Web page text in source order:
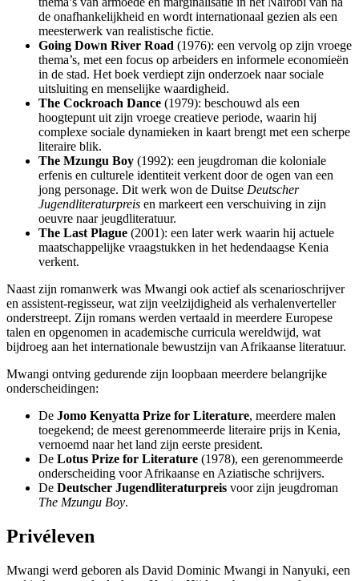
de onafhankelijkheid en wordt internationaal gezien als een
meesterwerk van realistische fictie.
Going Down River Road (1976): een vervolg op zijn vroege
thema’s, met een focus op arbeiders en informele economieën
in de stad. Het boek verdiept zijn onderzoek naar sociale
uitsluiting en menselijke waardigheid.
The Cockroach Dance (1979): beschouwd als een
hoogtepunt uit zijn vroege creatieve periode, waarin hij
complexe sociale dynamieken in kaart brengt met een scherpe
literaire blik.
The Mzungu Boy (1992): een jeugdroman die koloniale
erfenis en culturele identiteit verkent door de ogen van een
jong personage. Dit werk won de Duitse Deutscher
Jugendliteraturpreis en markeert een verschuiving in zijn
oeuvre naar jeugdliteratuur.
The Last Plague (2001): een later werk waarin hij actuele
maatschappelijke vraagstukken in het hedendaagse Kenia
verkent.
Naast zijn romanwerk was Mwangi ook actief als scenarioschrijver
en assistent-regisseur, wat zijn veelzijdigheid als verhalenverteller
onderstreept. Zijn romans werden vertaald in meerdere Europese
talen en opgenomen in academische curricula wereldwijd, wat
bijdroeg aan het internationale bewustzijn van Afrikaanse literatuur.
Mwangi ontving gedurende zijn loopbaan meerdere belangrijke
onderscheidingen:
De Jomo Kenyatta Prize for Literature, meerdere malen
toegekend; de meest gerenommeerde literaire prijs in Kenia,
vernoemd naar het land zijn eerste president.
De Lotus Prize for Literature (1978), een gerenommeerde
onderscheiding voor Afrikaanse en Aziatische schrijvers.
De Deutscher Jugendliteraturpreis voor zijn jeugdroman
The Mzungu Boy.
Privéleven
Mwangi werd geboren als David Dominic Mwangi in Nanyuki, een